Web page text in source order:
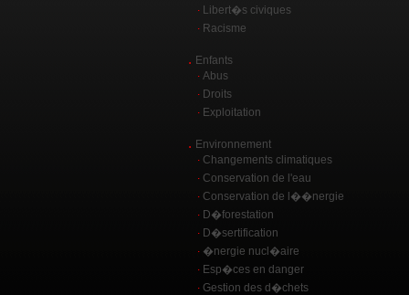
. Libert�s civiques
. Racisme
. Enfants
. Abus
. Droits
. Exploitation
. Environnement
. Changements climatiques
. Conservation de l'eau
. Conservation de l��nergie
. D�forestation
. D�sertification
. �nergie nucl�aire
. Esp�ces en danger
. Gestion des d�chets